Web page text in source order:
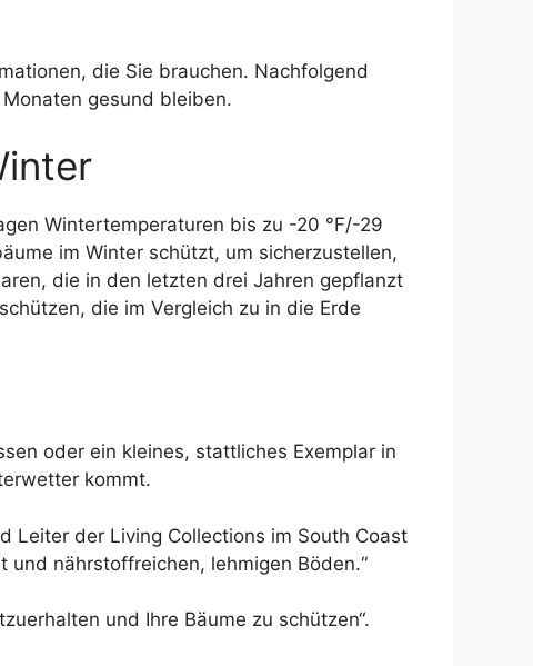
die Sie brauchen. Nachfolgend
gesund bleiben.
Wintertemperaturen bis zu -20 °F/-29
im Winter schützt, um sicherzustellen,
die in den letzten drei Jahren gepflanzt
die im Vergleich zu in die Erde
oder ein kleines, stattliches Exemplar in
kommt.
Leiter der Living Collections im South Coast
und nährstoffreichen, lehmigen Böden.“
und Ihre Bäume zu schützen“.